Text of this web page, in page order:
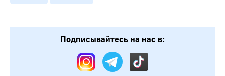
Подписывайтесь на нас в: